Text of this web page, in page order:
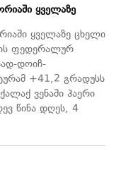
ყველაზე
ყველაზე ცხელი
ფედერალურ
დოიჩ-
+41,2 გრადუსს
ვენაში ჰაერი
წინა დღეს, 4